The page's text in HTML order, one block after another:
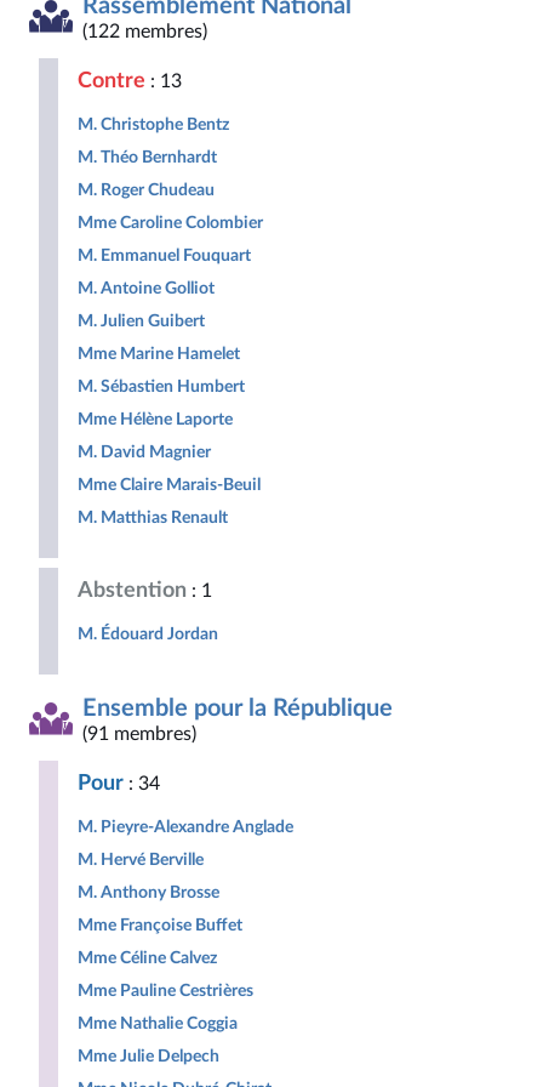
Nouveau
Front
Démocrate
Républicaine
des
non
Rassemblement National
(122 membres)
Contre : 13
M. Christophe Bentz
M. Théo Bernhardt
M. Roger Chudeau
Mme Caroline Colombier
M. Emmanuel Fouquart
M. Antoine Golliot
M. Julien Guibert
Mme Marine Hamelet
M. Sébastien Humbert
Mme Hélène Laporte
M. David Magnier
Mme Claire Marais-Beuil
M. Matthias Renault
Abstention : 1
M. Édouard Jordan
Ensemble pour la République
(91 membres)
Pour : 34
M. Pieyre-Alexandre Anglade
M. Hervé Berville
M. Anthony Brosse
Mme Françoise Buffet
Mme Céline Calvez
Mme Pauline Cestrières
Mme Nathalie Coggia
Mme Julie Delpech